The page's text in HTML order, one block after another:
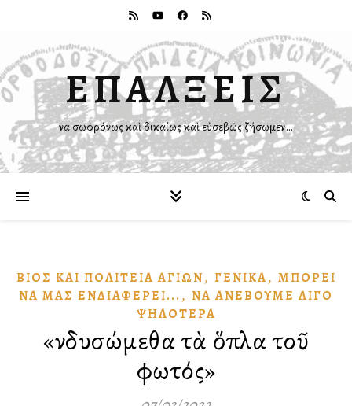
ΕΠΑΛΞΕΙΣ
Ἵνα σωφρόνως καὶ δικαίως καὶ εὐσεβῶς ζήσωμεν…
ΒΊΟΣ ΚΑῚ ΠΟΛΙΤΕΊΑ ἉΓΊΩΝ, ΓΕΝΙΚΆ, ΜΠΟΡΕΙ͂
ΝᾺ ΜΑ͂Σ ἘΝΔΙΑΦΈΡΕΙ... , ΝᾺ ἈΝΕΒΟΥ͂ΜΕ ΛΊΓΟ
ΨΗΛΌΤΕΡΑ
«Ἐνδυσώμεθα τὰ ὅπλα τοῦ
φωτός»